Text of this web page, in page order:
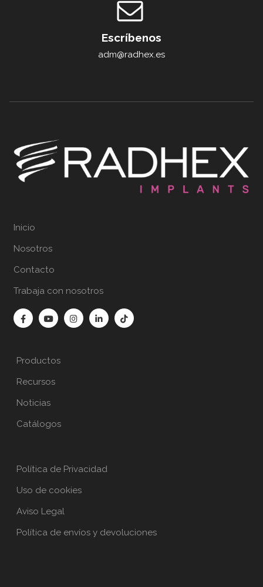
Escríbenos
adm@radhex.es
Inicio
Nosotros
Contacto
Trabaja con nosotros
Productos
Recursos
Noticias
Catálogos
Política de Privacidad
Uso de cookies
Aviso Legal
Política de envíos y devoluciones